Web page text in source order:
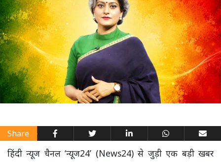
Share
हिंदी न्यूज चैनल ‘न्यूज24’ (News24) से जुड़ी एक बड़ी खबर